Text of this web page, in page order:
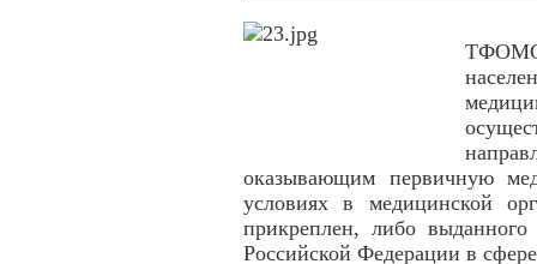
оказывающим первичную
условиях в медицинской
прикреплен, либо выданного
Российской Федерации в